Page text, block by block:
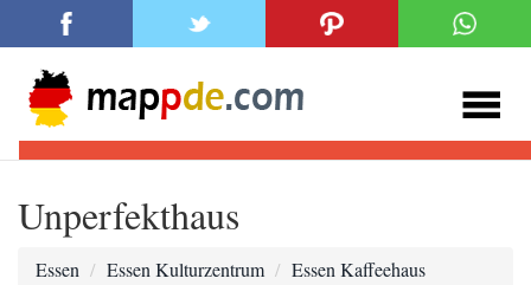
Unperfekthaus
Essen Essen Kulturzentrum
Essen Kaffeehaus